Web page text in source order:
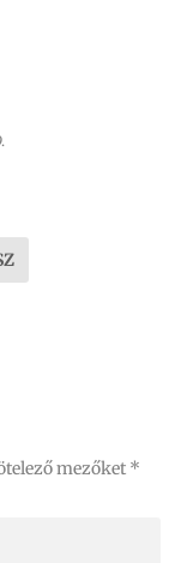
mezőket *